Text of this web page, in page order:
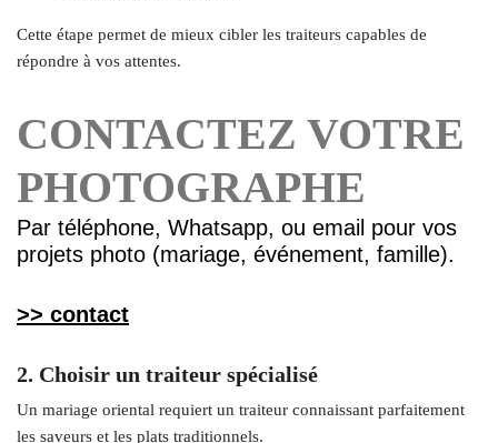
Cette étape permet de mieux cibler les traiteurs capables de
répondre à vos attentes.
CONTACTEZ VOTRE
PHOTOGRAPHE
Par téléphone, Whatsapp, ou email pour vos
projets photo (mariage, événement, famille).
>> contact
2. Choisir un traiteur spécialisé
Un mariage oriental requiert un traiteur connaissant parfaitement
les saveurs et les plats traditionnels.